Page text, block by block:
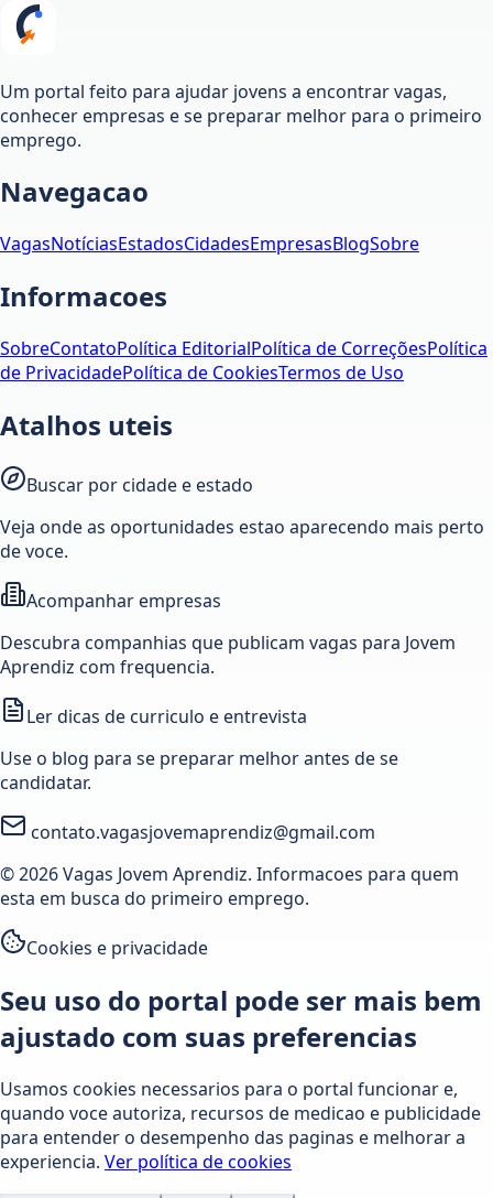
Um portal feito para ajudar jovens a encontrar vagas,
conhecer empresas e se preparar melhor para o primeiro
emprego.
Navegacao
VagasNotíciasEstadosCidadesEmpresasBlogSobre
Informacoes
SobreContatoPolítica EditorialPolítica de CorreçõesPolítica
de PrivacidadePolítica de CookiesTermos de Uso
Atalhos uteis
Buscar por cidade e estado
Veja onde as oportunidades estao aparecendo mais perto
de voce.
Acompanhar empresas
Descubra companhias que publicam vagas para Jovem
Aprendiz com frequencia.
Ler dicas de curriculo e entrevista
Use o blog para se preparar melhor antes de se
candidatar.
contato.vagasjovemaprendiz@gmail.com
© 2026 Vagas Jovem Aprendiz. Informacoes para quem
esta em busca do primeiro emprego.
Cookies e privacidade
Seu uso do portal pode ser mais bem
ajustado com suas preferencias
Usamos cookies necessarios para o portal funcionar e,
quando voce autoriza, recursos de medicao e publicidade
para entender o desempenho das paginas e melhorar a
experiencia. Ver política de cookies